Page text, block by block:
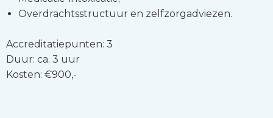
Overdrachtsstructuur en zelfzorgadviezen.
Accreditatiepunten: 3
Duur: ca. 3 uur
Kosten: €900,-